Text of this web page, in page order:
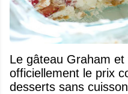
Le gâteau Graham et fraises se mérite
officiellement le prix
desserts sans cuisson